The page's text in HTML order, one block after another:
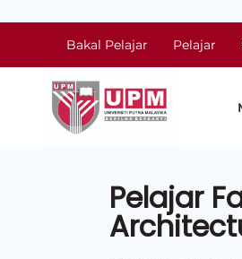
Bakal Pelajar Pelajar
Pelajar